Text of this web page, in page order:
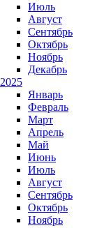
Июль
Август
Сентябрь
Октябрь
Ноябрь
Декабрь
2025
Январь
Февраль
Март
Апрель
Май
Июнь
Июль
Август
Сентябрь
Октябрь
Ноябрь